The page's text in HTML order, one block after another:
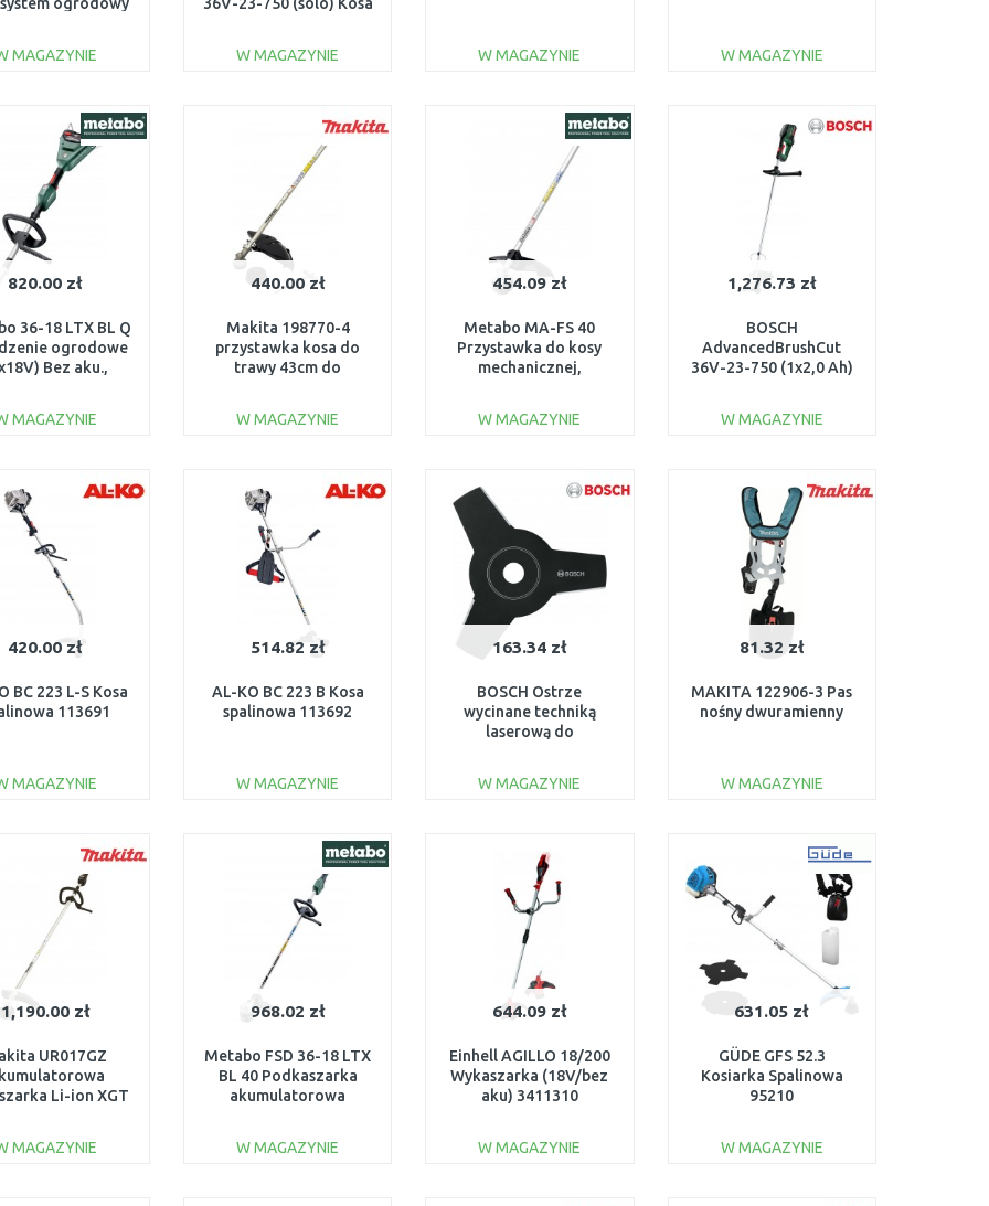
MAGAZYNIE
Do porównania
W MAGAZYNIE
Do porównania
W MAGAZYNIE
Do porównania
W MAGAZYNIE
Do porównania
820.00 zł
36-18 LTX BL Q
ogrodowe
Bez aku.,
MAGAZYNIE
Do porównania
440.00 zł
Makita 198770-4
przystawka kosa do
trawy 43cm do
(198770-4)
W MAGAZYNIE
Do porównania
454.09 zł
Metabo MA-FS 40
Przystawka do kosy
mechanicznej,
W MAGAZYNIE
Do porównania
1,276.73 zł
BOSCH
AdvancedBrushCut
36V-23-750 (1x2,0 Ah)
W MAGAZYNIE
Do porównania
420.00 zł
BC 223 L-S Kosa
113691
MAGAZYNIE
Do porównania
514.82 zł
AL-KO BC 223 B Kosa
spalinowa 113692
W MAGAZYNIE
Do porównania
163.34 zł
BOSCH Ostrze
wycinane techniką
laserową do
W MAGAZYNIE
Do porównania
81.32 zł
MAKITA 122906-3 Pas
nośny dwuramienny
W MAGAZYNIE
Do porównania
1,190.00 zł
UR017GZ
Li-ion XGT
MAGAZYNIE
968.02 zł
Metabo FSD 36-18 LTX
BL 40 Podkaszarka
akumulatorowa
W MAGAZYNIE
644.09 zł
Einhell AGILLO 18/200
Wykaszarka (18V/bez
aku) 3411310
W MAGAZYNIE
631.05 zł
GÜDE GFS 52.3
Kosiarka Spalinowa
95210
W MAGAZYNIE